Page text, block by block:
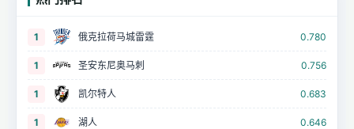
1 俄克拉荷马城雷霆 0.780
1 圣安东尼奥马刺 0.756
1 凯尔特人 0.683
1 湖人 0.646